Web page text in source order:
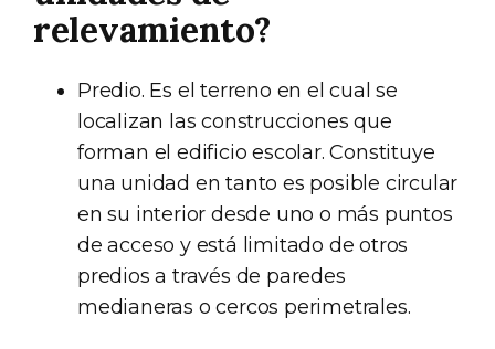
relevamiento?
Predio. Es el terreno en el cual se
localizan las construcciones que
forman el edificio escolar. Constituye
una unidad en tanto es posible circular
en su interior desde uno o más puntos
de acceso y está limitado de otros
predios a través de paredes
medianeras o cercos perimetrales.